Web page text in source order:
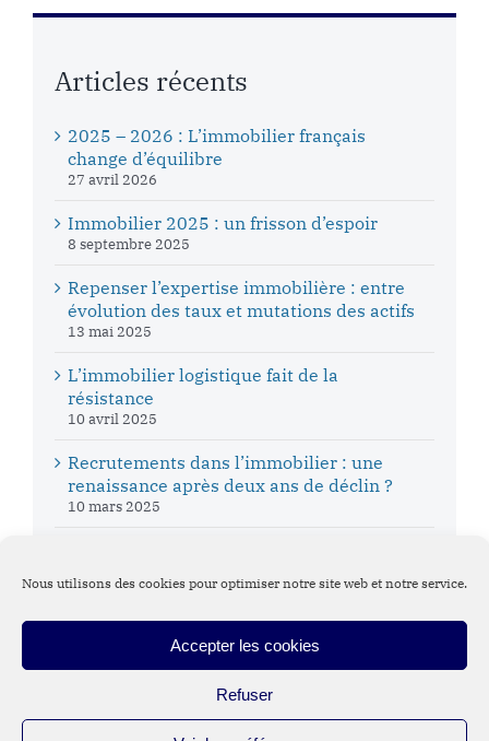
Nous utilisons des cookies pour optimiser notre site web et notre service.
Accepter les cookies
Refuser
Articles récents
2025 – 2026 : L’immobilier français
change d’équilibre
27 avril 2026
Immobilier 2025 : un frisson d’espoir
8 septembre 2025
Repenser l’expertise immobilière : entre
évolution des taux et mutations des actifs
13 mai 2025
L’immobilier logistique fait de la
résistance
10 avril 2025
Recrutements dans l’immobilier : une
renaissance après deux ans de déclin ?
10 mars 2025
Suivez DVA Executive Search